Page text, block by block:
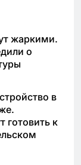
жаркими.
о
в
готовить к